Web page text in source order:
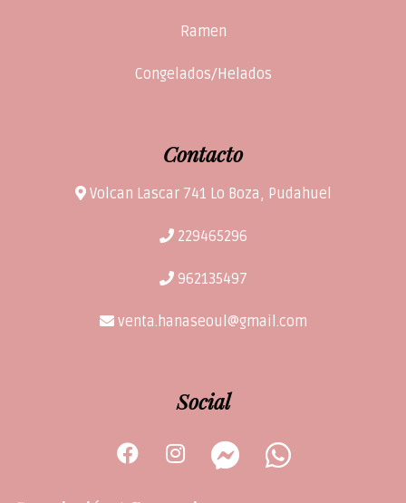
Ramen
Congelados/Helados
Contacto
Volcan Lascar 741 Lo Boza, Pudahuel
229465296
962135497
venta.hanaseoul@gmail.com
Social